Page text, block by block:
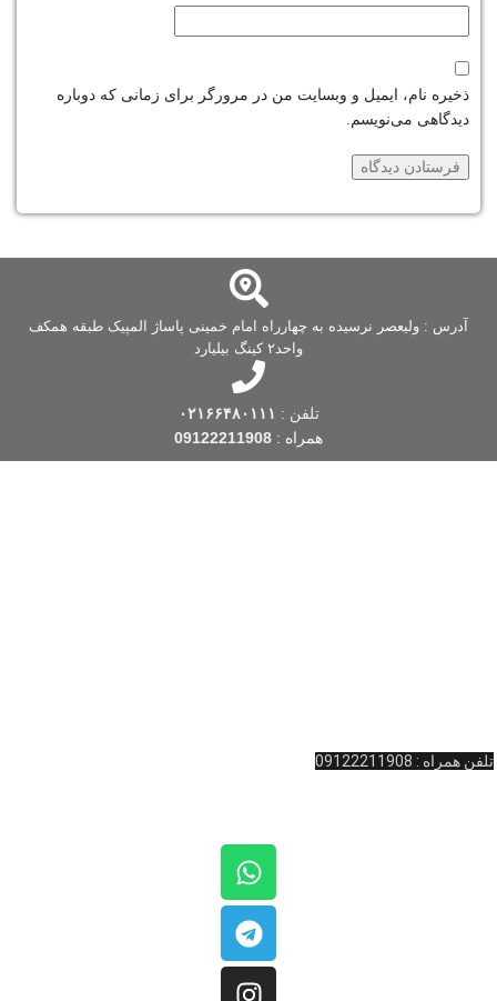
ذخیره نام، ایمیل و وبسایت من در مرورگر برای زمانی که دوباره
دیدگاهی می‌نویسم.
آدرس : ولیعصر نرسیده به چهارراه امام خمینی پاساژ المپیک طبقه همکف
واحد۲ کینگ بیلیارد
تلفن : ۰۲۱۶۶۴۸۰۱۱۱
همراه : 09122211908
تلفن همراه : 09122211908